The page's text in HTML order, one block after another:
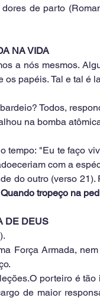
de parto
NA VIDA
a nós mesmos.
papéis. Tal e tal é
Todos,
na bomba
tempo: "Eu te faço
com a
do outro (verso
Quando tropeço na
DE DEUS
Força Armada,
porteiro é
de maior